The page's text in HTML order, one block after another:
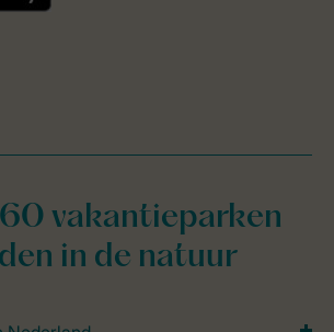
vakantieparken
in de natuur